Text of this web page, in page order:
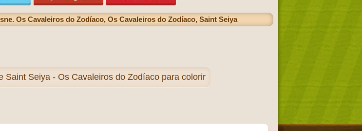
Os Cavaleiros do Zodíaco, Os Cavaleiros do Zodíaco, Saint Seiya
Saint Seiya - Os Cavaleiros do Zodíaco para colorir